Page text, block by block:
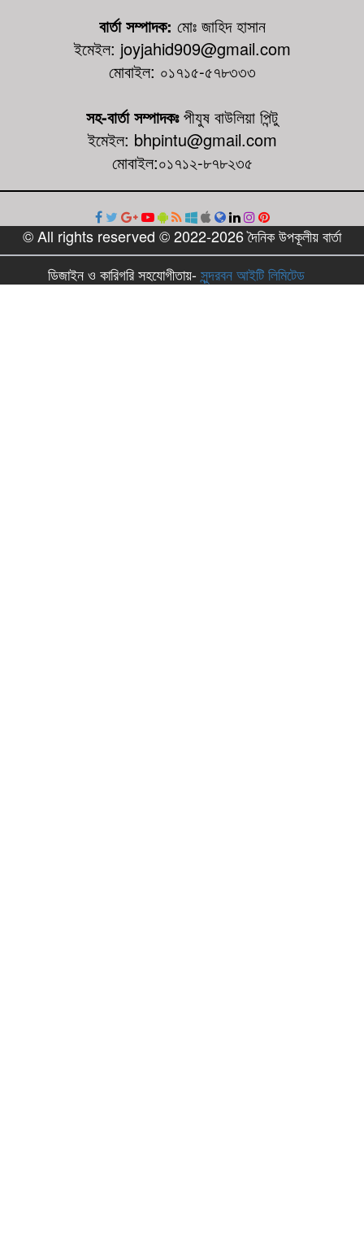
বার্তা সম্পাদক: মোঃ জাহিদ হাসান
ইমেইল: joyjahid909@gmail.com
মোবাইল: ০১৭১৫-৫৭৮৩৩৩
সহ-বার্তা সম্পাদকঃপীযুষ বাউলিয়া পিন্টু
ইমেইল: bhpintu@gmail.com
মোবাইল:০১৭১২-৮৭৮২৩৫
© All rights reserved © 2022-2026 দৈনিক উপকূলীয় বার্তা
ডিজাইন ও কারিগরি সহযোগীতায়- সুন্দরবন আইটি লিমিটেড